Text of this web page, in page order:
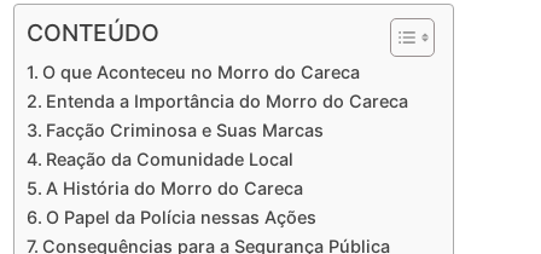
CONTEÚDO
O que Aconteceu no Morro do Careca
Entenda a Importância do Morro do Careca
Facção Criminosa e Suas Marcas
Reação da Comunidade Local
A História do Morro do Careca
O Papel da Polícia nessas Ações
Consequências para a Segurança Pública